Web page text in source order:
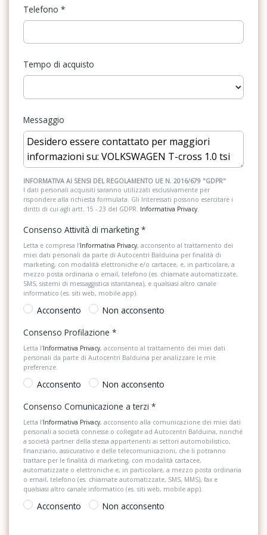
Display multifunzione
ESC / Electronic Stability Control
Fari alogeni
Freni a disco
Illuminazione bagagliaio
Impianto audio con touchscreen
Inserti in acciaio esterni
Kit riparazione pneumatici / tirefit
Luci diurne
Pacchetto sicurezza
Personalizzazioni Linea e Stile
Portaoggetti aggiuntivi
Predisposizioni
Presa 12V aggiuntiva
Radio DAB
Sedili abbattibili
Sedili anteriori regolabili
Sedili posteriori regolabili
Sistema di assistenza al mantenimento della corsia
Dispositivo antiavviamento elettronico
Filtro antipolline-antipolvere
Front assist - sistema di assistenza alla frenata
Gusci specchietti retrovisivi esterni e maniglie porte nel colore
carrozzeria
Illuminazione vano bagagli
Inserti decorativi
Luci di coda, indicatori di direzione, luci freno e luci retromarcia a
Luci di lettura posteriori supplementari
Mancorrenti neri
Misure di protezione pedoni e ciclisti ampliate e proattive
Modanature nere
Pedaleria versione standard
Proiettori principali alogeni e indicatori di direzione con coprifari
vetro trasparente unico
Radio composition media
Ricezione radio digitale dab+
Rilevatore di stanchezza
Rivestimento porte e pannelli laterali
Rivestimento sedili in tessuto, motivo sokicude
Telefono *
Tempo di acquisto
Messaggio
INFORMATIVA AI SENSI DEL REGOLAMENTO UE N. 2016/679 "GDPR"
I dati personali acquisiti saranno utilizzati esclusivamente per
rispondere alla richiesta formulata. Gli Interessati possono esercitare i
diritti di cui agli artt. 15 - 23 del GDPR. Informativa Privacy
Consenso Attività di marketing *
Letta e compresa l’Informativa Privacy, acconsento al trattamento dei
miei dati personali da parte di Autocentri Balduina per finalità di
marketing, con modalità elettroniche e/o cartacee, e, in particolare, a
mezzo posta ordinaria o email, telefono (es. chiamate automatizzate,
SMS, sistemi di messaggistica istantanea), e qualsiasi altro canale
informatico (es. siti web, mobile app).
Acconsento
Non acconsento
Consenso Profilazione *
Letta l’Informativa Privacy, acconsento al trattamento dei miei dati
personali da parte di Autocentri Balduina per analizzare le mie
preferenze.
Acconsento
Non acconsento
Consenso Comunicazione a terzi *
Letta l’Informativa Privacy, acconsento alla comunicazione dei miei dati
personali a società connesse o collegate ad Autocentri Balduina, nonché
a società partner della stessa appartenenti ai settori automobilistico,
finanziario, assicurativo e delle telecomunicazioni, che li potranno
trattare per le finalità di marketing, con modalità cartacee,
automatizzate o elettroniche e, in particolare, a mezzo posta ordinaria
o email, telefono (es. chiamate automatizzate, SMS, MMS), fax e
qualsiasi altro canale informatico (es. siti web, mobile app).
Acconsento Non acconsento